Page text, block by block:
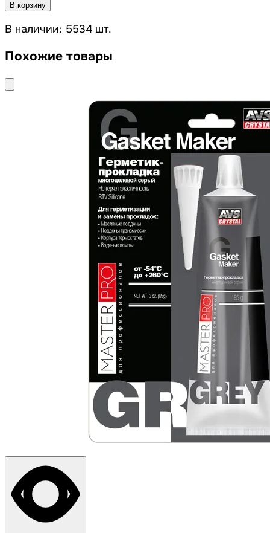
В корзину
В наличии: 5534 шт.
Похожие товары